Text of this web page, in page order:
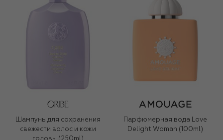
Шампунь для сохранения
свежести волос и кожи
Парфюмерная вода Love
Delight Woman (100ml)